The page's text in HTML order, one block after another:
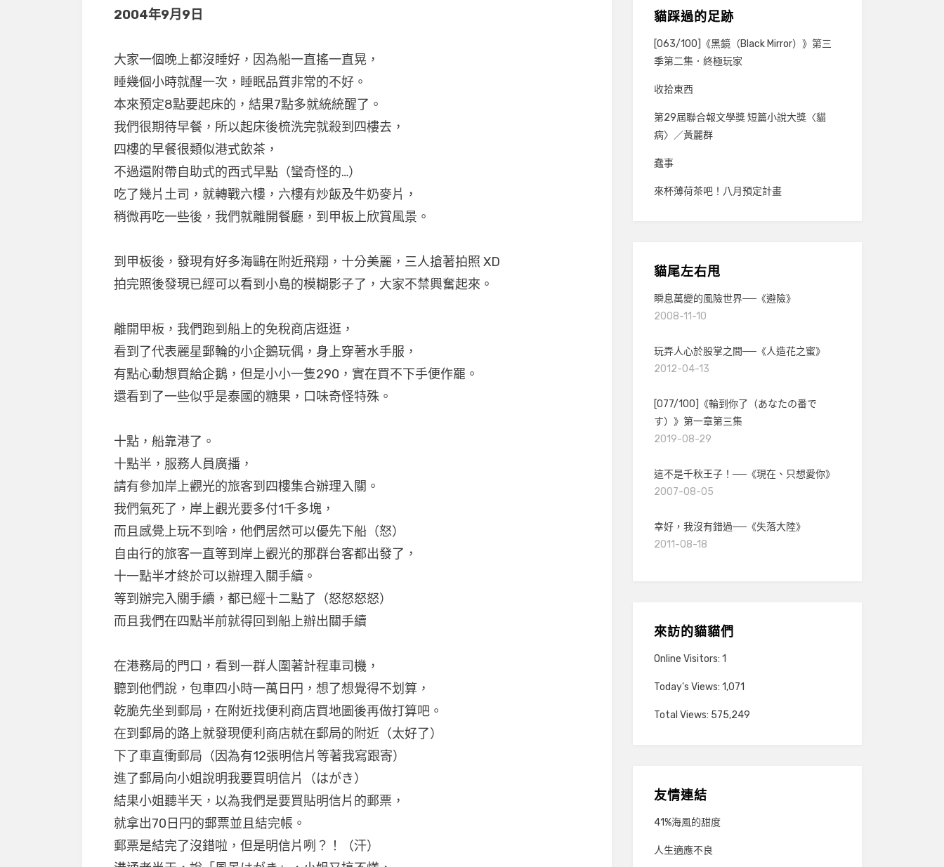
2004年9月9日
大家一個晚上都沒睡好，因為船一直搖一直晃，
睡幾個小時就醒一次，睡眠品質非常的不好。
本來預定8點要起床的，結果7點多就統統醒了。
我們很期待早餐，所以起床後梳洗完就殺到四樓去，
四樓的早餐很類似港式飲茶，
不過還附帶自助式的西式早點（蠻奇怪的…）
吃了幾片土司，就轉戰六樓，六樓有炒飯及牛奶麥片，
稍微再吃一些後，我們就離開餐廳，到甲板上欣賞風景。
到甲板後，發現有好多海鷗在附近飛翔，十分美麗，三人搶著拍照 XD
拍完照後發現已經可以看到小島的模糊影子了，大家不禁興奮起來。
離開甲板，我們跑到船上的免稅商店逛逛，
看到了代表麗星郵輪的小企鵝玩偶，身上穿著水手服，
有點心動想買給企鵝，但是小小一隻290，實在買不下手便作罷。
還看到了一些似乎是泰國的糖果，口味奇怪特殊。
十點，船靠港了。
十點半，服務人員廣播，
請有參加岸上觀光的旅客到四樓集合辦理入關。
我們氣死了，岸上觀光要多付1千多塊，
而且感覺上玩不到啥，他們居然可以優先下船（怒）
自由行的旅客一直等到岸上觀光的那群台客都出發了，
十一點半才終於可以辦理入關手續。
等到辦完入關手續，都已經十二點了（怒怒怒怒）
而且我們在四點半前就得回到船上辦出關手續
在港務局的門口，看到一群人圍著計程車司機，
聽到他們說，包車四小時一萬日円，想了想覺得不划算，
乾脆先坐到郵局，在附近找便利商店買地圖後再做打算吧。
在到郵局的路上就發現便利商店就在郵局的附近（太好了）
下了車直衝郵局（因為有12張明信片等著我寫跟寄）
進了郵局向小姐說明我要買明信片（はがき）
結果小姐聽半天，以為我們是要買貼明信片的郵票，
就拿出70日円的郵票並且結完帳。
郵票是結完了沒錯啦，但是明信片咧？！（汗）
貓踩過的足跡
[063/100]《黑鏡（Black Mirror）》第三
季第二集．終極玩家
收拾東西
第29屆聯合報文學獎 短篇小說大獎〈貓
病〉／黃麗群
蠢事
來杯薄荷茶吧！八月預定計畫
貓尾左右甩
瞬息萬變的風險世界──《避險》
2008-11-10
玩弄人心於股掌之間──《人造花之蜜》
2012-04-13
[077/100]《輪到你了（あなたの番で
す）》第一章第三集
2019-08-29
這不是千秋王子！──《現在、只想愛你》
2007-08-05
幸好，我沒有錯過──《失落大陸》
2011-08-18
來訪的貓貓們
Online Visitors: 1
Today's Views: 1,071
Total Views: 575,249
友情連結
41%海風的甜度
人生適應不良